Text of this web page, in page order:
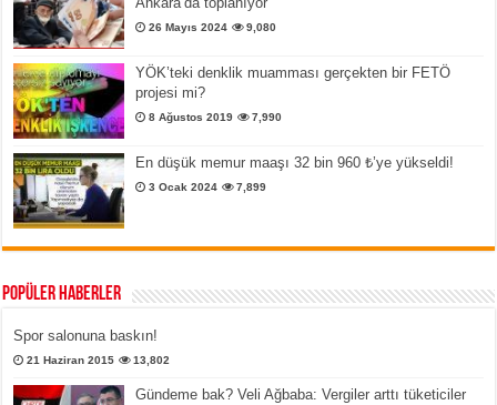
26 Mayıs 2024 9,080
YÖK’teki denklik muamması gerçekten bir FETÖ
projesi mi?
8 Ağustos 2019 7,990
En düşük memur maaşı 32 bin 960 ₺’ye yükseldi!
3 Ocak 2024 7,899
Popüler Haberler
Spor salonuna baskın!
21 Haziran 2015 13,802
Gündeme bak? Veli Ağbaba: Vergiler arttı tüketiciler